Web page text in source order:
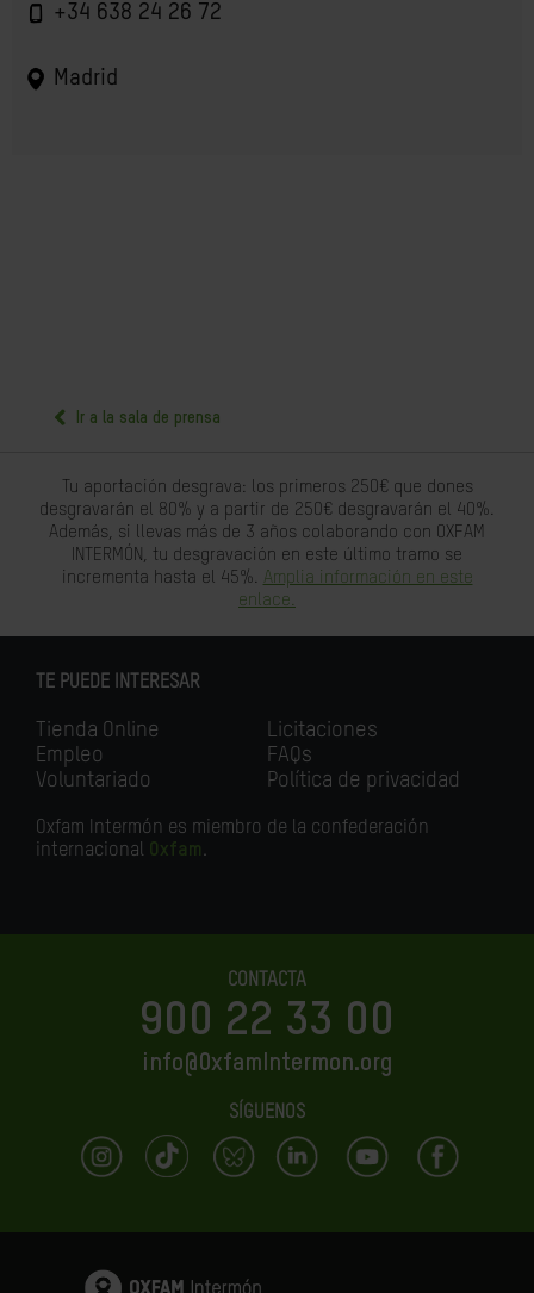
+34 638 24 26 72
Madrid
Ir a la sala de prensa
Tu aportación desgrava: los primeros 250€ que dones
desgravarán el 80% y a partir de 250€ desgravarán el 40%.
Además, si llevas más de 3 años colaborando con OXFAM
INTERMÓN, tu desgravación en este último tramo se
incrementa hasta el 45%. Amplia información en este
enlace.
TE PUEDE INTERESAR
Tienda Online
Empleo
Voluntariado
Licitaciones
FAQs
Política de privacidad
Oxfam Intermón es miembro de la confederación
internacional Oxfam.
CONTACTA
900 22 33 00
info@OxfamIntermon.org
SÍGUENOS